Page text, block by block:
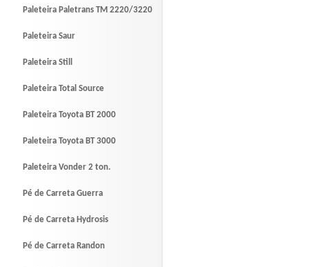
Paleteira Paletrans TM 2220/3220
Paleteira Saur
Paleteira Still
Paleteira Total Source
Paleteira Toyota BT 2000
Paleteira Toyota BT 3000
Paleteira Vonder 2 ton.
Pé de Carreta Guerra
Pé de Carreta Hydrosis
Pé de Carreta Randon